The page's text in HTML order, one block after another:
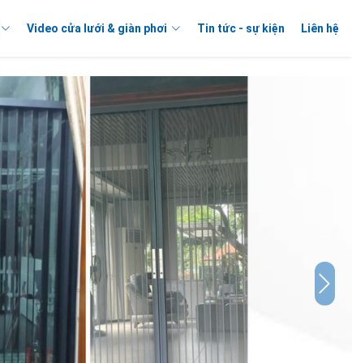
Video cửa lưới & giàn phơi Tin tức - sự kiện Liên hệ